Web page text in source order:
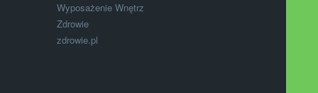
Wyposażenie Wnętrz
Zdrowie
zdrowie.pl